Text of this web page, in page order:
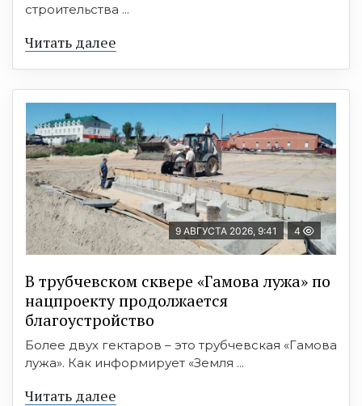
строительства ...
Читать далее
9 АВГУСТА 2026, 9:41 4
В трубчевском сквере «Гамова лужа» по
нацпроекту продолжается
благоустройство
Более двух гектаров – это трубчевская «Гамова
лужа». Как информирует «Земля ...
Читать далее